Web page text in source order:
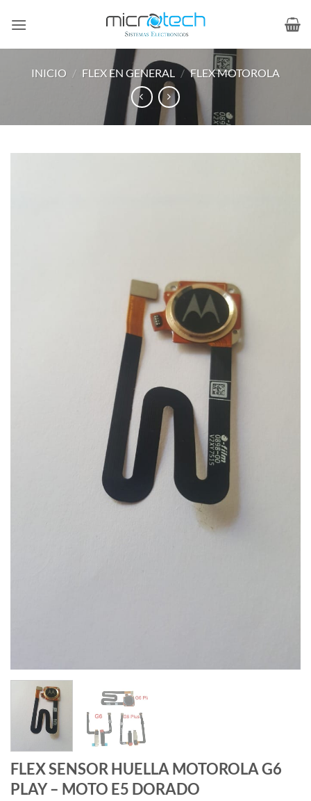
INICIO / FLEX EN GENERAL / FLEX MOTOROLA
FLEX SENSOR HUELLA MOTOROLA G6
PLAY – MOTO E5 DORADO